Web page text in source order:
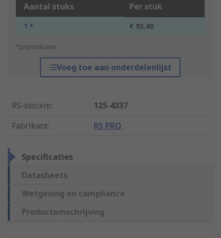
Aantal stuks Per stuk
1 + € 93,40
*prijsindicatie
Voeg toe aan onderdelenlijst
RS-stocknr.:
125-4337
Fabrikant: RS PRO
Specificaties
Datasheets
Wetgeving en compliance
Productomschrijving